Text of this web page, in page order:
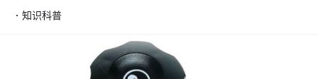
· 知识科普